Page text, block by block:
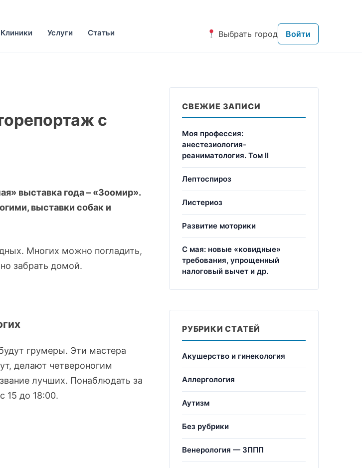
Клиники Услуги Статьи Выбрать город Войти
с
выставка года – «Зоомир».
выставки собак и
Многих можно погладить,
забрать домой.
грумеры. Эти мастера
делают четвероногим
лучших. Понаблюдать за
15 до 18:00.
СВЕЖИЕ ЗАПИСИ
Моя профессия:
анестезиология-
реаниматология. Том II
Лептоспироз
Листериоз
Развитие моторики
С мая: новые «ковидные»
требования, упрощенный
налоговый вычет и др.
РУБРИКИ СТАТЕЙ
Акушерство и гинекология
Аллергология
Аутизм
Без рубрики
Венерология — ЗППП